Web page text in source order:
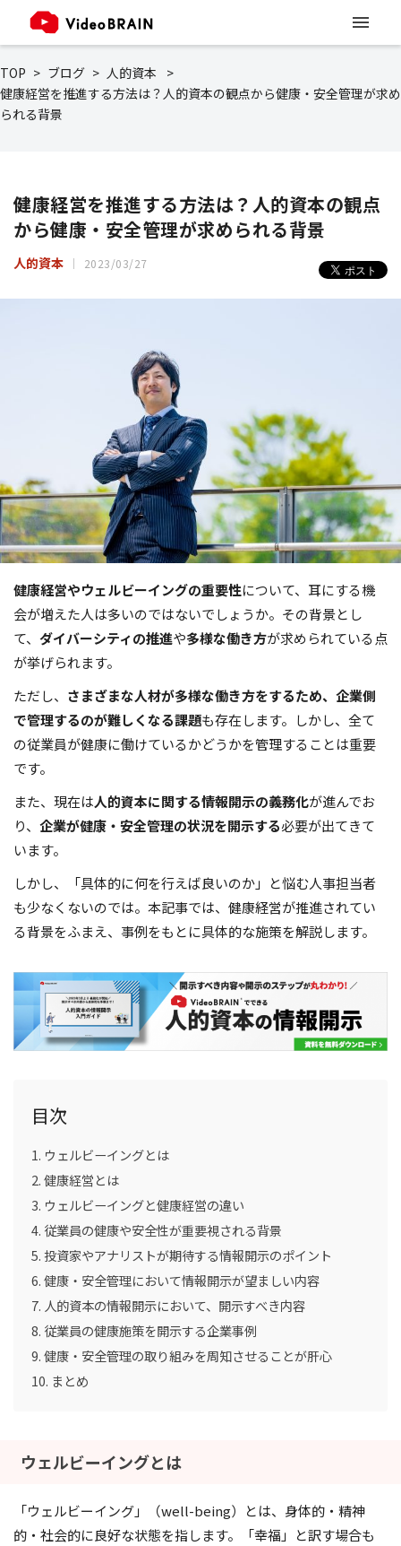
TOP ブログ
人的資本
健康経営を推進する方法は？人的資本の観点から健康・安全管理が求め
られる背景
健康経営を推進する方法は？人的資本の観点
から健康・安全管理が求められる背景
人的資本 2023/03/27
健康経営やウェルビーイングの重要性について、耳にする機
会が増えた人は多いのではないでしょうか。その背景とし
て、 ダイバーシティの推進や多様な働き方が求められている点
が挙げられます。
ただし、 さまざまな人材が多様な働き方をするため、企業側
で管理するのが難しくなる課題も存在します。しかし、全て
の従業員が健康に働けているかどうかを管理することは重要
です。
また、現在は人的資本に関する情報開示の義務化が進んでお
り、 企業が健康・安全管理の状況を開示する必要が出てきて
います。
しかし、「具体的に何を行えば良いのか」と悩む人事担当者
も少なくないのでは。本記事では、健康経営が推進されてい
る背景をふまえ、事例をもとに具体的な施策を解説します。
目次
ウェルビーイングとは
健康経営とは
ウェルビーイングと健康経営の違い
従業員の健康や安全性が重要視される背景
投資家やアナリストが期待する情報開示のポイント
健康・安全管理において情報開示が望ましい内容
人的資本の情報開示において、開示すべき内容
従業員の健康施策を開示する企業事例
健康・安全管理の取り組みを周知させることが肝心
まとめ
ウェルビーイングとは
「ウェルビーイング」（well-being）とは、身体的・精神
的・社会的に良好な状態を指します。「幸福」と訳す場合も